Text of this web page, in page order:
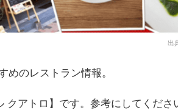
出
めのレストラン情報。
アトロ】です。参考にしてくださ